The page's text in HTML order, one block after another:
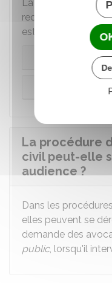
La procédure n'est
recours à un
est obligatoire ou
La procédure
civil peut-elle
audience ?
Dans les
elles peuvent se
demande des
public, lorsqu'il